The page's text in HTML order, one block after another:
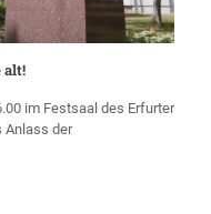
alt!
im Festsaal des Erfurter
Anlass der